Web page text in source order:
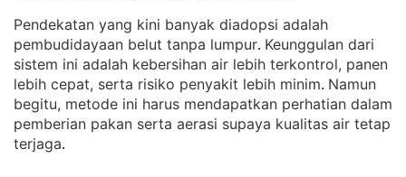
Pendekatan yang kini banyak diadopsi adalah
pembudidayaan belut tanpa lumpur. Keunggulan dari
sistem ini adalah kebersihan air lebih terkontrol, panen
lebih cepat, serta risiko penyakit lebih minim. Namun
begitu, metode ini harus mendapatkan perhatian dalam
pemberian pakan serta aerasi supaya kualitas air tetap
terjaga.